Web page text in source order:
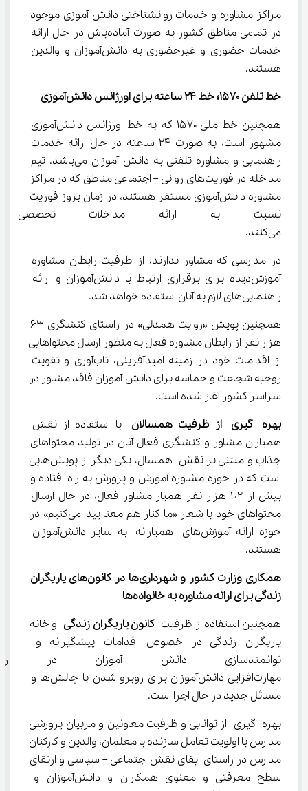
مراکز مشاوره و خدمات روانشناختی دانش آموزی موجود
در تمامی مناطق کشور به صورت آماده‌باش در حال ارائه
خدمات حضوری و غیرحضوری به دانش‌آموزان و والدین
هستند.
خط تلفن ۱۵۷۰؛ خط ۲۴ ساعته برای اورژانس دانش‌آموزی
همچنین خط ملی ۱۵۷۰ که به خط اورژانس دانش‌آموزی
مشهور است، به صورت ۲۴ ساعته در حال ارائه خدمات
راهنمایی و مشاوره تلفنی به دانش آموزان می‌باشد. تیم
مداخله در فوریت‌های روانی – اجتماعی مناطق که در مراکز
مشاوره دانش‌آموزی مستقر هستند، در زمان بروز فوریت
نسبت به ارائه مداخلات تخصصی
می‌کنند.
در مدارسی که مشاور ندارند، از ظرفیت رابطان مشاوره
آموزش‌دیده برای برقراری ارتباط با دانش‌آموزان و ارائه
راهنمایی‌های لازم به آنان استفاده خواهد شد.
همچنین پویش «روایت همدلی» در راستای کنشگری ۶۳
هزار نفر از رابطان مشاوره فعال به منظور ارسال محتواهایی
از اقدامات خود در زمینه امیدآفرینی، تاب‌آوری و تقویت
روحیه شجاعت و حماسه برای دانش آموزان فاقد مشاور در
سراسر کشور آغاز شده است.
بهره
گیری از ظرفیت همسالان با استفاده از نقش
همیاران مشاور و کنشگری فعال آنان در تولید محتواهای
جذاب و مبتنی بر نقش همسال، یکی دیگر از پویش‌هایی
است که در حوزه مشاوره آموزش و پرورش به راه افتاده و
بیش از ۱۰۲ هزار نفر همیار مشاور فعال، در حال ارسال
محتواهای خود با شعار «ما کنار هم معنا پیدا می‌کنیم» در
حوزه ارائه آموزش‌های همیارانه به سایر دانش‌آموزان
هستند.
همکاری وزارت کشور و شهرداری‌ها در کانون‌های یاریگران
زندگی برای ارائه مشاوره به خانواده‌ها
همچنین استفاده از ظرفیت کانون یاریگران زندگی و خانه
یاریگران زندگی در خصوص اقدامات پیشگیرانه و
توانمندسازی دانش آموزان
مهارت‌افزایی دانش‌آموزان برای روبرو شدن با چالش‌ها و
مسائل جدید در حال اجرا است.
بهره گیری از توانایی و ظرفیت معاونین و مربیان پرورشی
مدارس با اولویت تعامل سازنده با معلمان، والدین و کارکنان
مدارس در راستای ایفای نقش اجتماعی – سیاسی و ارتقای
سطح معرفتی و معنوی همکاران و دانش‌آموزان و